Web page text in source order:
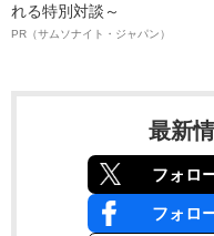
れる特別対談～
PR（サムソナイト・ジャパン）
最新
フォロ
フォロ